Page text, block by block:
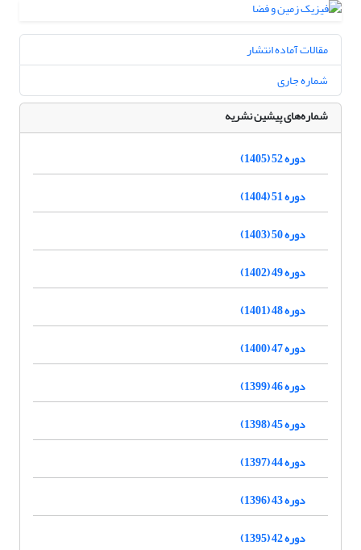
مقالات آماده انتشار
شماره جاری
شماره‌های پیشین نشریه
دوره 52 (1405)
دوره 51 (1404)
دوره 50 (1403)
دوره 49 (1402)
دوره 48 (1401)
دوره 47 (1400)
دوره 46 (1399)
دوره 45 (1398)
دوره 44 (1397)
دوره 43 (1396)
دوره 42 (1395)